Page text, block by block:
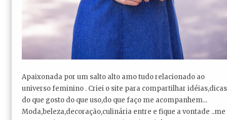
Apaixonada por um salto alto amo tudo relacionado ao
universo feminino . Criei o site para compartilhar idéias,dicas
do que gosto do que uso,do que faço me acompanhem...
Moda,beleza,decoração,culinária entre e fique a vontade ..me